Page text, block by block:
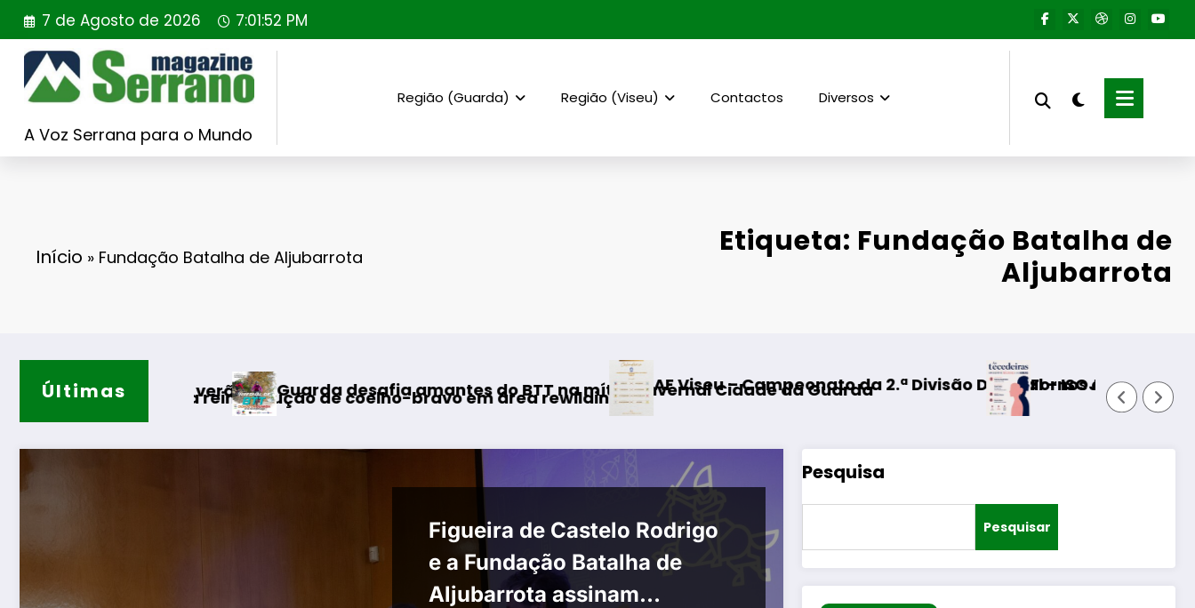
Saltar
para
conteúdo
7 de Agosto de 2026 7:01:53 PM
A Voz Serrana para o Mundo
Região (Guarda) Região (Viseu) Contactos Diversos
Início » Fundação Batalha de Aljubarrota
Etiqueta: Fundação Batalha de
Aljubarrota
Últimas
do verãoreintrodução de coelho-bravo em área rewilding
Guarda desafia amantes do BTT na mítica Invernal Cidade da GuardaAF Viseu – Campeonato da 2.ª Divisão Distrital – ISOJOFER sorteado
Fornos de Algodres – Momento de
Figueira de Castelo Rodrigo
e a Fundação Batalha de
Aljubarrota assinam
Pesquisa
Pesquisar